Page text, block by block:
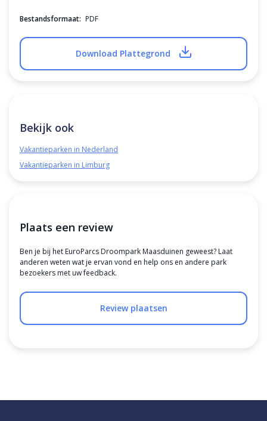
Bestandsformaat: PDF
Download Plattegrond
Bekijk ook
Vakantieparken in Nederland
Vakantieparken in Limburg
Plaats een review
Ben je bij het EuroParcs Droompark Maasduinen geweest? Laat
anderen weten wat je ervan vond en help ons en andere park
bezoekers met uw feedback.
Review plaatsen